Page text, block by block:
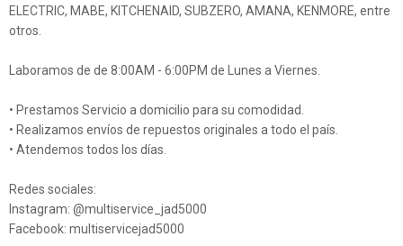
ELECTRIC, MABE, KITCHENAID, SUBZERO, AMANA, KENMORE, entre
otros.
Laboramos de de 8:00AM - 6:00PM de Lunes a Viernes.
• Prestamos Servicio a domicilio para su comodidad.
• Realizamos envíos de repuestos originales a todo el país.
• Atendemos todos los días.
Redes sociales:
Instagram: @multiservice_jad5000
Facebook: multiservicejad5000